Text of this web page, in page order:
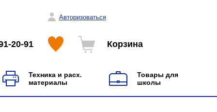
Авторизоваться
20-91 Корзина
Техника и расх.
материалы
Товары для
школы